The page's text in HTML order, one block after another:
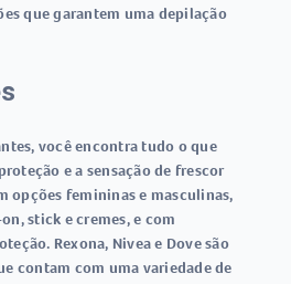
que garantem uma depilação
você encontra tudo o que
e a sensação de frescor
opções femininas e masculinas,
stick e cremes, e com
Rexona, Nivea e Dove são
contam com uma variedade de